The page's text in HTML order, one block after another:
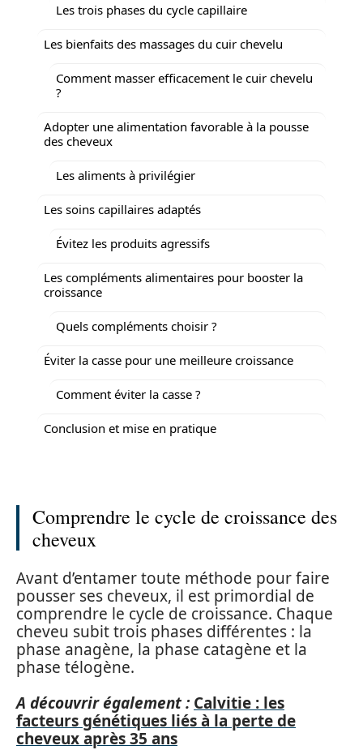
Les trois phases du cycle capillaire
Les bienfaits des massages du cuir chevelu
Comment masser efficacement le cuir chevelu
?
Adopter une alimentation favorable à la pousse
des cheveux
Les aliments à privilégier
Les soins capillaires adaptés
Évitez les produits agressifs
Les compléments alimentaires pour booster la
croissance
Quels compléments choisir ?
Éviter la casse pour une meilleure croissance
Comment éviter la casse ?
Conclusion et mise en pratique
Comprendre le cycle de croissance des
cheveux
Avant d’entamer toute méthode pour faire
pousser ses cheveux, il est primordial de
comprendre le cycle de croissance. Chaque
cheveu subit trois phases différentes : la
phase anagène, la phase catagène et la
phase télogène.
A découvrir également : Calvitie : les
facteurs génétiques liés à la perte de
cheveux après 35 ans